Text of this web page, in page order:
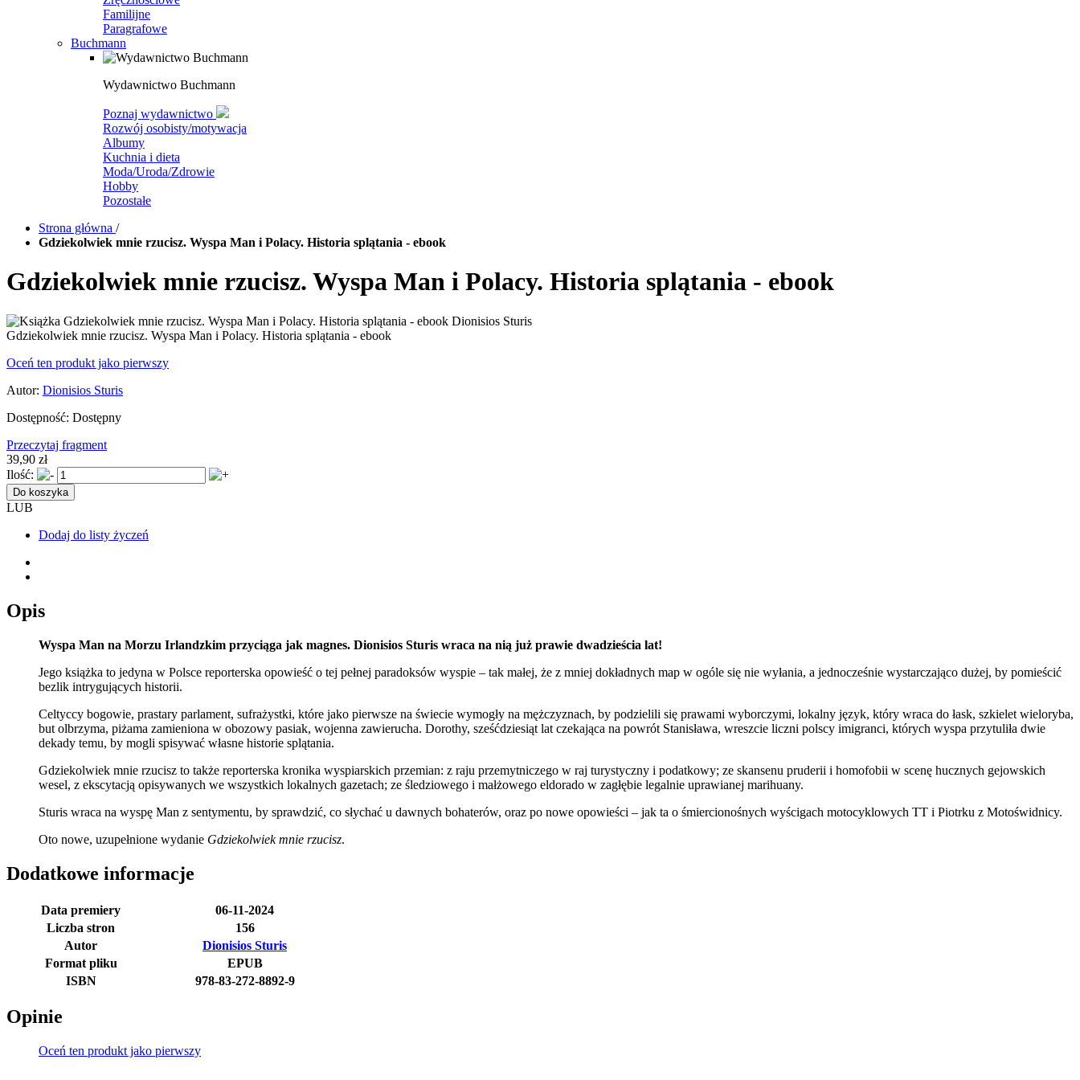
Familijne
Paragrafowe
Buchmann
Wydawnictwo Buchmann
Poznaj wydawnictwo
Rozwój osobisty/motywacja
Albumy
Kuchnia i dieta
Moda/Uroda/Zdrowie
Hobby
Pozostałe
Strona główna /
Gdziekolwiek mnie rzucisz. Wyspa Man i Polacy. Historia splątania - ebook
Gdziekolwiek mnie rzucisz. Wyspa Man i Polacy. Historia splątania - ebook
Gdziekolwiek mnie rzucisz. Wyspa Man i Polacy. Historia splątania - ebook
Oceń ten produkt jako pierwszy
Autor: Dionisios Sturis
Dostępność: Dostępny
Przeczytaj fragment
39,90 zł
Ilość:
Do koszyka
LUB
Dodaj do listy życzeń
Opis
Wyspa Man na Morzu Irlandzkim przyciąga jak magnes. Dionisios Sturis wraca na nią już prawie dwadzieścia lat!
Jego książka to jedyna w Polsce reporterska opowieść o tej pełnej paradoksów wyspie – tak małej, że z mniej dokładnych map w ogóle się nie wyłania, a jednocześnie wystarczająco dużej, by pomieścić
bezlik intrygujących historii.
Celtyccy bogowie, prastary parlament, sufrażystki, które jako pierwsze na świecie wymogły na mężczyznach, by podzielili się prawami wyborczymi, lokalny język, który wraca do łask, szkielet wieloryba,
but olbrzyma, piżama zamieniona w obozowy pasiak, wojenna zawierucha. Dorothy, sześćdziesiąt lat czekająca na powrót Stanisława, wreszcie liczni polscy imigranci, których wyspa przytuliła dwie
dekady temu, by mogli spisywać własne historie splątania.
Gdziekolwiek mnie rzucisz to także reporterska kronika wyspiarskich przemian: z raju przemytniczego w raj turystyczny i podatkowy; ze skansenu pruderii i homofobii w scenę hucznych gejowskich
wesel, z ekscytacją opisywanych we wszystkich lokalnych gazetach; ze śledziowego i małżowego eldorado w zagłębie legalnie uprawianej marihuany.
Sturis wraca na wyspę Man z sentymentu, by sprawdzić, co słychać u dawnych bohaterów, oraz po nowe opowieści – jak ta o śmiercionośnych wyścigach motocyklowych TT i Piotrku z Motoświdnicy.
Oto nowe, uzupełnione wydanie Gdziekolwiek mnie rzucisz.
Dodatkowe informacje
Data premiery
06-11-2024
Liczba stron
156
Autor
Dionisios Sturis
Format pliku
EPUB
ISBN
978-83-272-8892-9
Opinie
Oceń ten produkt jako pierwszy